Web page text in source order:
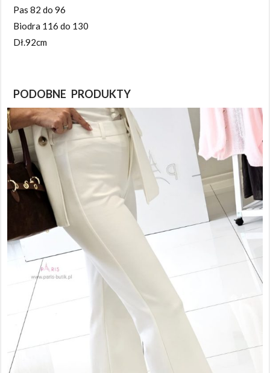
Pas 82 do 96
Biodra 116 do 130
Dł.92cm
PODOBNE PRODUKTY